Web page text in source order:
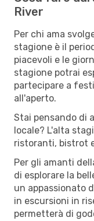
River
Per chi ama
stagione è il
piacevoli e le
stagione potrai
partecipare a
all'aperto.
Stai pensando di
locale? L'alta
ristoranti, bistrot
Per gli amanti
di esplorare la
un appassionato
in escursioni in
permetterà di